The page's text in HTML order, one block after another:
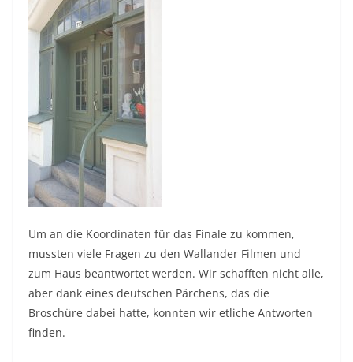
Um an die Koordinaten für das Finale zu kommen,
mussten viele Fragen zu den Wallander Filmen und
zum Haus beantwortet werden. Wir schafften nicht alle,
aber dank eines deutschen Pärchens, das die
Broschüre dabei hatte, konnten wir etliche Antworten
finden.